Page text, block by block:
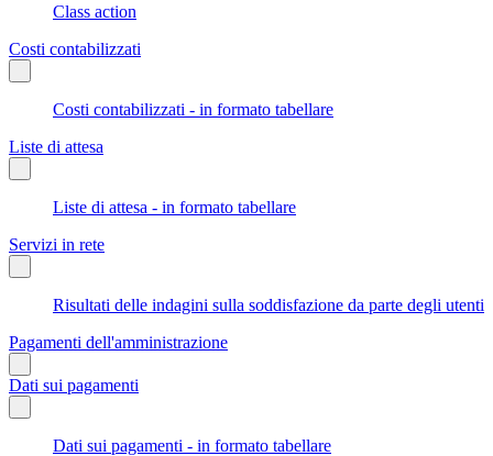
Class action
Costi contabilizzati
Costi contabilizzati - in formato tabellare
Liste di attesa
Liste di attesa - in formato tabellare
Servizi in rete
Risultati delle indagini sulla soddisfazione da parte degli utenti
Pagamenti dell'amministrazione
Dati sui pagamenti
Dati sui pagamenti - in formato tabellare